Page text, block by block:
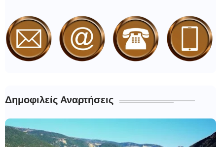
Δημοφιλείς Αναρτήσεις